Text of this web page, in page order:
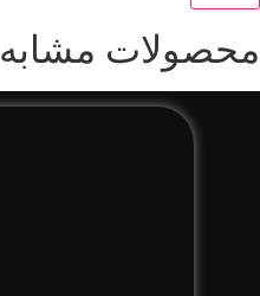
محصولات مشابه